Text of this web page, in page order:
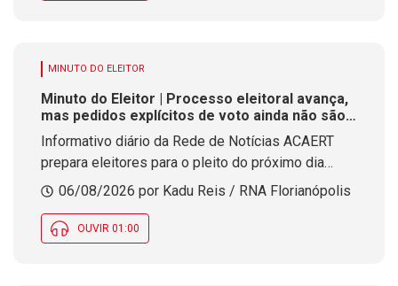
MINUTO DO ELEITOR
Minuto do Eleitor | Processo eleitoral avança,
mas pedidos explícitos de voto ainda não são
permitidos
Informativo diário da Rede de Notícias ACAERT
prepara eleitores para o pleito do próximo dia
quatro de outubro
06/08/2026 por Kadu Reis / RNA Florianópolis
OUVIR 01:00